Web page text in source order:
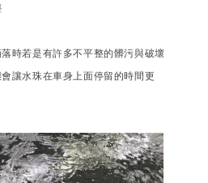
時若是有許多不平整的髒污與破壞
讓水珠在車身上面停留的時間更